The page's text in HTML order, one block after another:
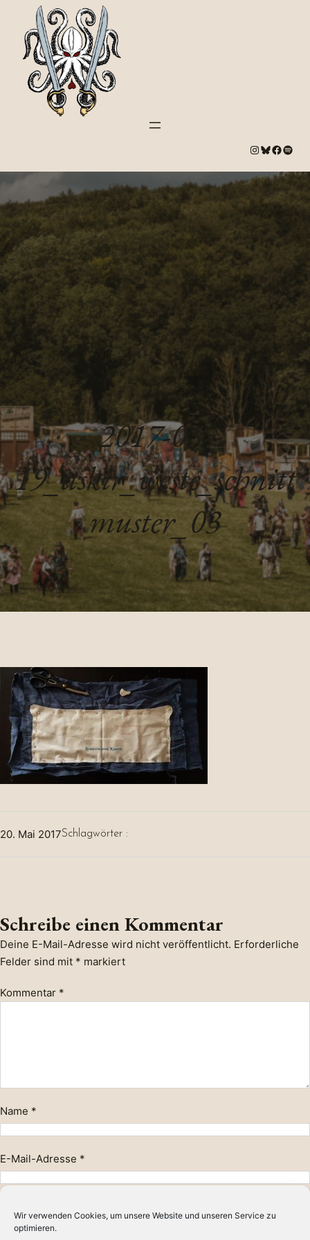
Wir verwenden Cookies, um unsere Website und unseren Service zu
optimieren.
# Bluesky # Spotify
2017-05-
19_askir_weste_schnitt
muster_03
20. Mai 2017Schlagwörter :
Schreibe einen Kommentar
Deine E-Mail-Adresse wird nicht veröffentlicht. Erforderliche
Felder sind mit * markiert
Kommentar *
Name *
E-Mail-Adresse *